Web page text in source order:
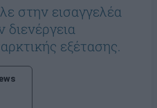
στην εισαγγελέα
εξέτασης.